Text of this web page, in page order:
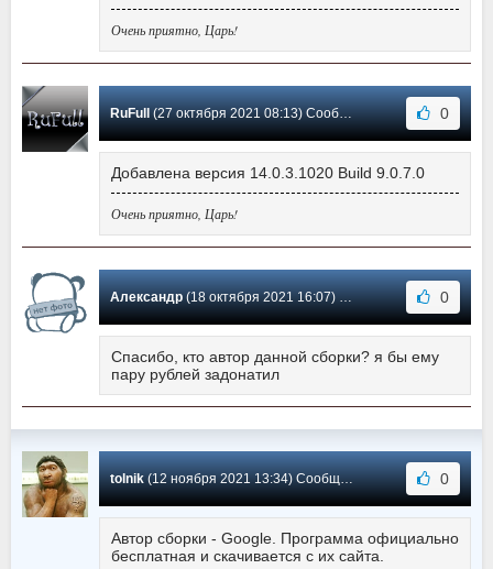
Очень приятно, Царь!
RuFull (27 октября 2021 08:13) Сообщение #95 0
Добавлена версия 14.0.3.1020 Build 9.0.7.0
Очень приятно, Царь!
Александр(18 октября 2021 16:07) Сообщение #94 0
Спасибо, кто автор данной сборки? я бы ему
пару рублей задонатил
tolnik(12 ноября 2021 13:34) Сообщение #93 0
Автор сборки - Google. Программа официально
бесплатная и скачивается с их сайта.